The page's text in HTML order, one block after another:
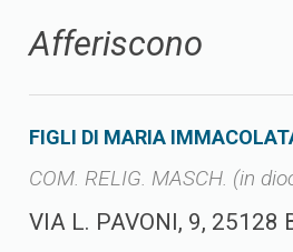
Afferiscono
FIGLI DI MARIA
COM. RELIG. MASCH. (in
VIA L. PAVONI, 9, 25128